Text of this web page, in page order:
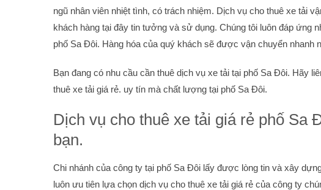
ngũ nhân viên nhiệt tình, có trách nhiệm. Dịch vụ cho thuê xe tải
khách hàng tại đây tin tưởng và sử dụng. Chúng tôi luôn đáp ứng
phố Sa Đôi. Hàng hóa của quý khách sẽ được vận chuyển nhanh
Bạn đang có nhu cầu cần thuê dịch vụ xe tải tại phố Sa Đôi. Hãy
thuê xe tải giá rẻ. uy tín mà chất lượng tại phố Sa Đôi.
Dịch vụ cho thuê xe tải giá rẻ phố Sa
bạn.
Chi nhánh của công ty tại phố Sa Đôi lấy được lòng tin và xây
luôn ưu tiên lựa chọn dịch vụ cho thuê xe tải giá rẻ của công ty